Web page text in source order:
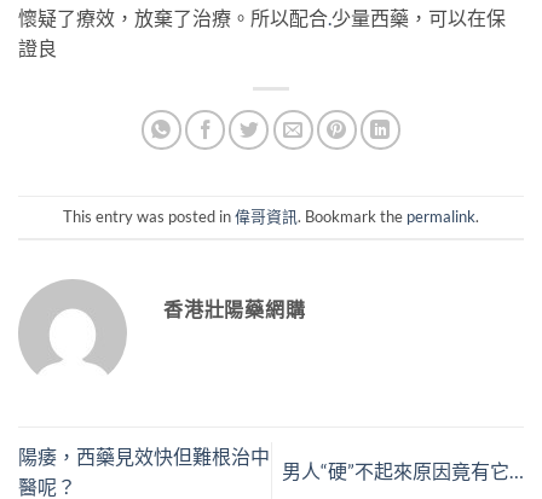
懷疑了療效，放棄了治療。所以配合少量西藥，可以在保
證良
This entry was posted in偉哥資訊. Bookmark the permalink.
香港壯陽藥網購
陽痿，西藥見效快但難根治中
醫呢？
男人“硬”不起來原因竟有它…